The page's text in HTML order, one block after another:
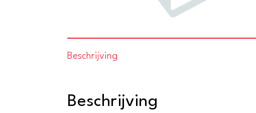
Beschrijving
Beschrijving